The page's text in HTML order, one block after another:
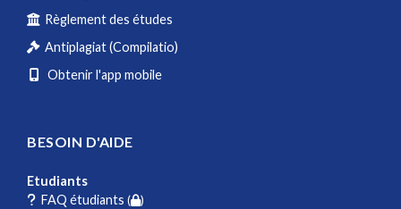
Règlement des études
Antiplagiat (Compilatio)
Obtenir l'app mobile
BESOIN D'AIDE
Etudiants
FAQ étudiants ( )